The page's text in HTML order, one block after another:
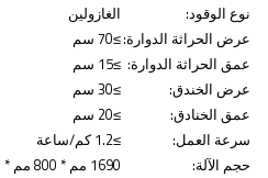
نوع الوقود:
الغازولين
عرض الحراثة الدوارة:≥70 سم
عمق الحراثة الدوارة: ≥15 سم
عرض الخندق:
≥30 سم
عمق الخنادق:
≥20 سم
سرعة العمل:
≥1.2 كم/ساعة
حجم الآلة:
1690 مم * 800 مم * 860 مم